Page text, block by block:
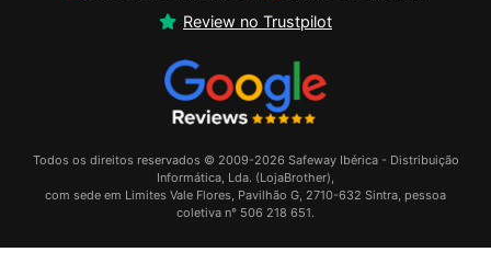
Review no Trustpilot
Todos os direitos reservados © 2009-2026 Safeway Ibérica - Distribuição
Informática, Lda. (LojaBrother),
com sede em Limites Vale Flores, Pavilhão G, 2710-632 Sintra, pessoa
coletiva n° 506 218 651.